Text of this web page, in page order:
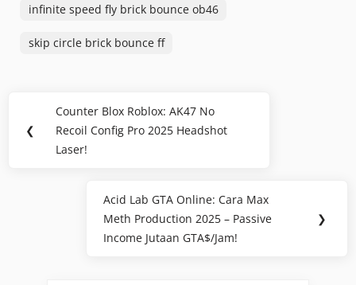
infinite speed fly brick bounce ob46
skip circle brick bounce ff
Navigasi
pos
❮
Previous
Post:
Counter Blox Roblox: AK47 No
Recoil Config Pro 2025 Headshot
Laser!
Next
Post:
Acid Lab GTA Online: Cara Max
Meth Production 2025 – Passive
Income Jutaan GTA$/Jam!
❯